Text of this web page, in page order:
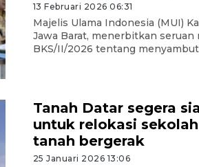
13 Februari 2026 06:31
Majelis Ulama Indonesia (MUI)
Jawa Barat, menerbitkan seruan
BKS/II/2026 tentang menyambut
Tanah Datar segera
untuk relokasi
tanah bergerak
25 Januari 2026 13:06
Pelanggan
sampai 8
1 Juni 2026 05:47